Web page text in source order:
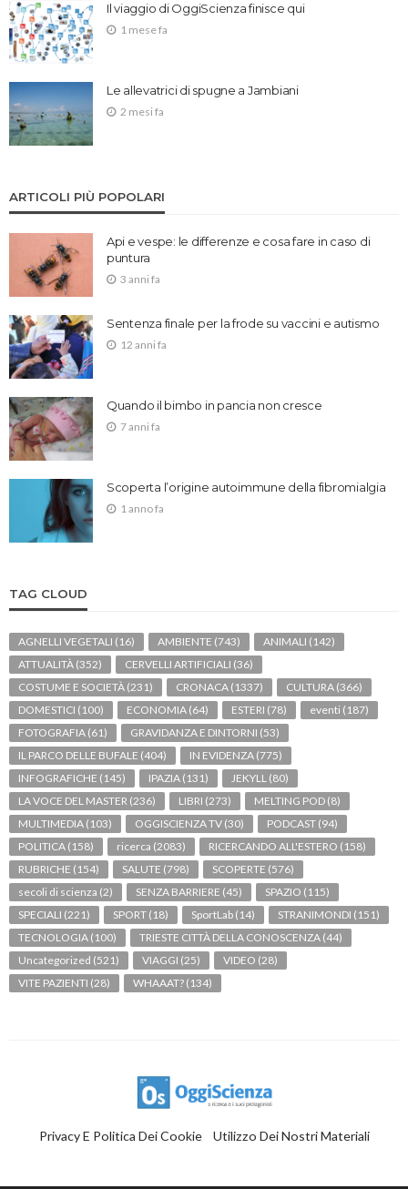
Il viaggio di OggiScienza finisce qui
1 mese fa
Le allevatrici di spugne a Jambiani
2 mesi fa
ARTICOLI PIÙ POPOLARI
Api e vespe: le differenze e cosa fare in caso di
puntura
3 anni fa
Sentenza finale per la frode su vaccini e autismo
12 anni fa
Quando il bimbo in pancia non cresce
7 anni fa
Scoperta l’origine autoimmune della fibromialgia
1 anno fa
TAG CLOUD
AGNELLI VEGETALI (16) AMBIENTE (743) ANIMALI (142)
ATTUALITÀ (352) CERVELLI ARTIFICIALI (36)
COSTUME E SOCIETÀ (231) CRONACA (1337) CULTURA (366)
DOMESTICI (100) ECONOMIA (64) ESTERI (78) eventi (187)
FOTOGRAFIA (61) GRAVIDANZA E DINTORNI (53)
IL PARCO DELLE BUFALE (404) IN EVIDENZA (775)
INFOGRAFICHE (145) IPAZIA (131) JEKYLL (80)
LA VOCE DEL MASTER (236) LIBRI (273) MELTING POD (8)
MULTIMEDIA (103) OGGISCIENZA TV (30) PODCAST (94)
POLITICA (158) ricerca (2083) RICERCANDO ALL'ESTERO (158)
RUBRICHE (154) SALUTE (798) SCOPERTE (576)
secoli di scienza (2) SENZA BARRIERE (45) SPAZIO (115)
SPECIALI (221) SPORT (18) SportLab (14) STRANIMONDI (151)
TECNOLOGIA (100) TRIESTE CITTÀ DELLA CONOSCENZA (44)
Uncategorized (521) VIAGGI (25) VIDEO (28)
VITE PAZIENTI (28) WHAAAT? (134)
Privacy E Politica Dei Cookie Utilizzo Dei Nostri Materiali